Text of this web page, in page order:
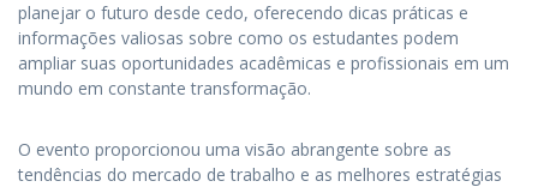
planejar o futuro desde cedo, oferecendo dicas práticas e
informações valiosas sobre como os estudantes podem
ampliar suas oportunidades acadêmicas e profissionais em um
mundo em constante transformação.
O evento proporcionou uma visão abrangente sobre as
tendências do mercado de trabalho e as melhores estratégias